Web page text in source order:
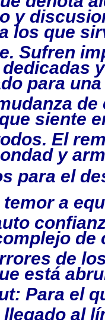
y
los que
Sufren
para
siente
El
y
para el
a
de
está
Para el
llegado al